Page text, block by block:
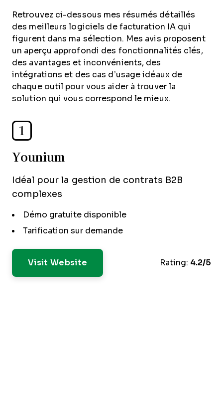
Retrouvez ci-dessous mes résumés détaillés
des meilleurs logiciels de facturation IA qui
figurent dans ma sélection. Mes avis proposent
un aperçu approfondi des fonctionnalités clés,
des avantages et inconvénients, des
intégrations et des cas d’usage idéaux de
chaque outil pour vous aider à trouver la
solution qui vous correspond le mieux.
1
Younium
Idéal pour la gestion de contrats B2B
complexes
Démo gratuite disponible
Tarification sur demande
Visit Website Rating: 4.2/5